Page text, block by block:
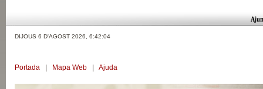
DIJOUS 6 D'AGOST 2026, 6:42:04
Portada Mapa Web Ajuda